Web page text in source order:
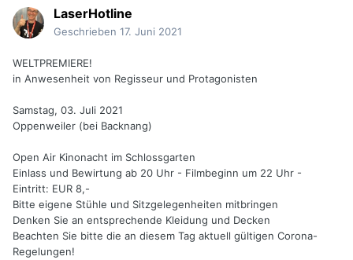
LaserHotline
Geschrieben 17. Juni 2021
WELTPREMIERE!
in Anwesenheit von Regisseur und Protagonisten
Samstag, 03. Juli 2021
Oppenweiler (bei Backnang)
Open Air Kinonacht im Schlossgarten
Einlass und Bewirtung ab 20 Uhr - Filmbeginn um 22 Uhr -
Eintritt: EUR 8,-
Bitte eigene Stühle und Sitzgelegenheiten mitbringen
Denken Sie an entsprechende Kleidung und Decken
Beachten Sie bitte die an diesem Tag aktuell gültigen Corona-
Regelungen!